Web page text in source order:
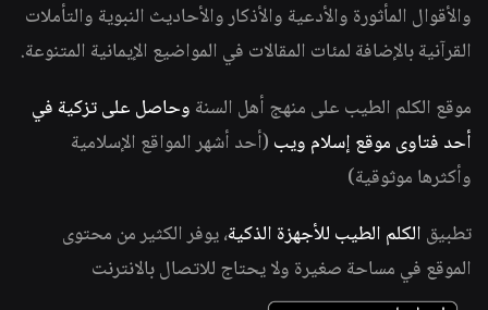
والأقوال المأثورة والأدعية والأذكار والأحاديث النبوية والتأملات
القرآنية بالإضافة لمئات المقالات في المواضيع الإيمانية المتنوعة.
موقع الكلم الطيب على منهج أهل السنة وحاصل على تزكية في
أحد فتاوى موقع إسلام ويب (أحد أشهر المواقع الإسلامية
وأكثرها موثوقية)
تطبيق الكلم الطيب للأجهزة الذكية، يوفر الكثير من محتوى
الموقع في مساحة صغيرة ولا يحتاج للاتصال بالانترنت